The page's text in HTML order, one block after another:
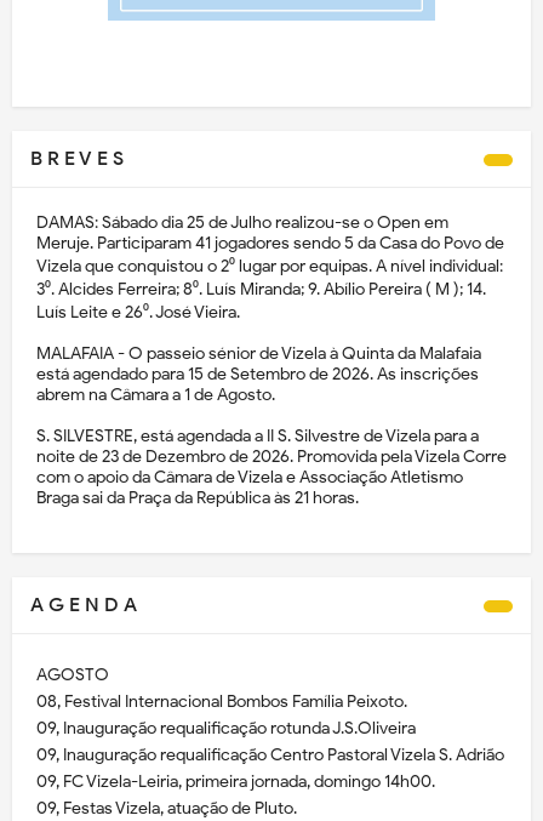
B R E V E S
DAMAS: Sábado dia 25 de Julho realizou-se o Open em
Meruje. Participaram 41 jogadores sendo 5 da Casa do Povo de
Vizela que conquistou o 2⁰ lugar por equipas. A nível individual:
3⁰. Alcides Ferreira; 8⁰. Luís Miranda; 9. Abílio Pereira ( M ); 14.
Luís Leite e 26⁰. José Vieira.
MALAFAIA - O passeio sénior de Vizela à Quinta da Malafaia
está agendado para 15 de Setembro de 2026. As inscrições
abrem na Câmara a 1 de Agosto.
S. SILVESTRE, está agendada a II S. Silvestre de Vizela para a
noite de 23 de Dezembro de 2026. Promovida pela Vizela Corre
com o apoio da Câmara de Vizela e Associação Atletismo
Braga sai da Praça da República às 21 horas.
A G E N D A
AGOSTO
08, Festival Internacional Bombos Família Peixoto.
09, Inauguração requalificação rotunda J.S.Oliveira
09, Inauguração requalificação Centro Pastoral Vizela S. Adrião
09, FC Vizela-Leiria, primeira jornada, domingo 14h00.
09, Festas Vizela, atuação de Pluto.